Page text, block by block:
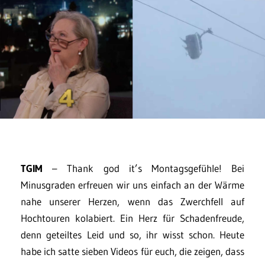
TGIM – Thank god it’s Montagsgefühle! Bei
Minusgraden erfreuen wir uns einfach an der Wärme
nahe unserer Herzen, wenn das Zwerchfell auf
Hochtouren kolabiert. Ein Herz für Schadenfreude,
denn geteiltes Leid und so, ihr wisst schon. Heute
habe ich satte sieben Videos für euch, die zeigen, dass